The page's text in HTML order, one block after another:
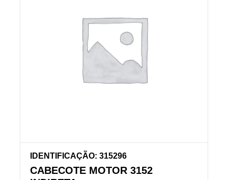
IDENTIFICAÇÃO: 315296
CABECOTE MOTOR 3152